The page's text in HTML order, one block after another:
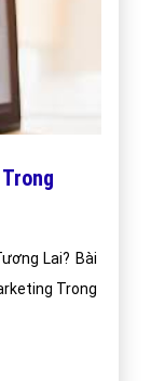
Lai? Bài
Trong